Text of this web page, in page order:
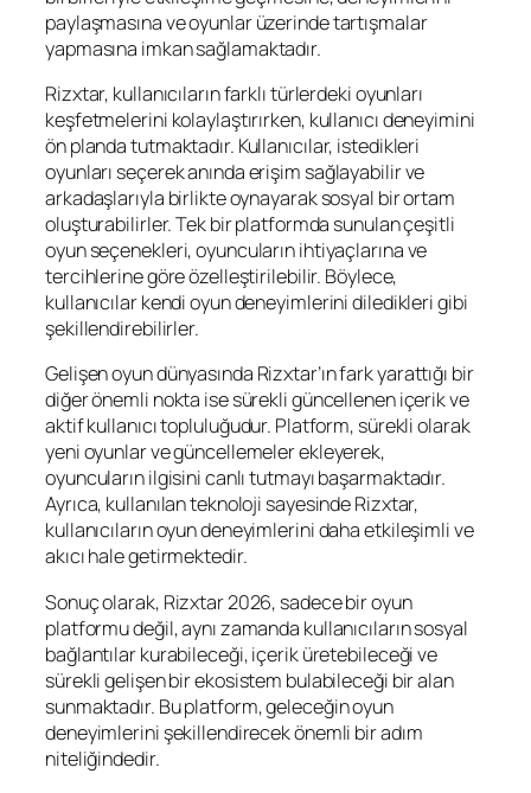
paylaşmasına ve oyunlar üzerinde tartışmalar
yapmasına imkan sağlamaktadır.
Rizxtar, kullanıcıların farklı türlerdeki oyunları
keşfetmelerini kolaylaştırırken, kullanıcı deneyimini
ön planda tutmaktadır. Kullanıcılar, istedikleri
oyunları seçerek anında erişim sağlayabilir ve
arkadaşlarıyla birlikte oynayarak sosyal bir ortam
oluşturabilirler. Tek bir platformda sunulan çeşitli
oyun seçenekleri, oyuncuların ihtiyaçlarına ve
tercihlerine göre özelleştirilebilir. Böylece,
kullanıcılar kendi oyun deneyimlerini diledikleri gibi
şekillendirebilirler.
Gelişen oyun dünyasında Rizxtar’ın fark yarattığı bir
diğer önemli nokta ise sürekli güncellenen içerik ve
aktif kullanıcı topluluğudur. Platform, sürekli olarak
yeni oyunlar ve güncellemeler ekleyerek,
oyuncuların ilgisini canlı tutmayı başarmaktadır.
Ayrıca, kullanılan teknoloji sayesinde Rizxtar,
kullanıcıların oyun deneyimlerini daha etkileşimli ve
akıcı hale getirmektedir.
Sonuç olarak, Rizxtar 2026, sadece bir oyun
platformu değil, aynı zamanda kullanıcıların sosyal
bağlantılar kurabileceği, içerik üretebileceği ve
sürekli gelişen bir ekosistem bulabileceği bir alan
sunmaktadır. Bu platform, geleceğin oyun
deneyimlerini şekillendirecek önemli bir adım
niteliğindedir.